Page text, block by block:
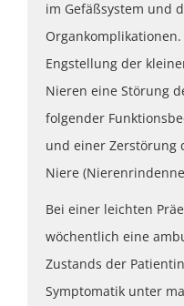
im Gefäßsystem und
Engstellung der
Nieren eine Störung
folgender
und einer Zerstörung
Niere
Bei einer leichten
wöchentlich eine
Zustands der
Symptomatik unter